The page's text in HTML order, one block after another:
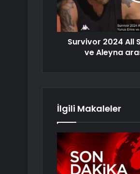
Survivor 2024 All
ve Aleyna
İlgili Makaleler